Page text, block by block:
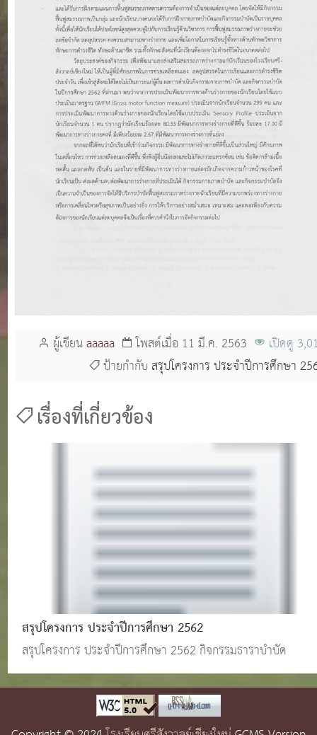
ผู้เขียนaaaaa โพสต์เมื่อ 11 มี.ค. 2563
เปิดดู
ป้ายกำกับสรุปโครงการ ประจำปีการศึกษา
เรื่องที่เกี่ยวข้อง
สรุปโครงการ ประจำปีการศึกษา 2562
สรุปโครงการ ประจำปีการศึกษา 2562 กิจกรรมธาราบำบัด